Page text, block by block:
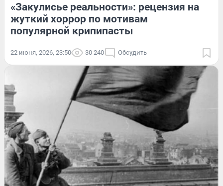
«Закулисье реальности»: рецензия на
жуткий хоррор по мотивам
популярной крипипасты
22 июня, 2026, 23:50 30 240 Обсудить